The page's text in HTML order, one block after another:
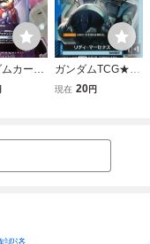
ムカード
GD03-
ガンダムTCG★G
D01 リディ・マ
現在 20円